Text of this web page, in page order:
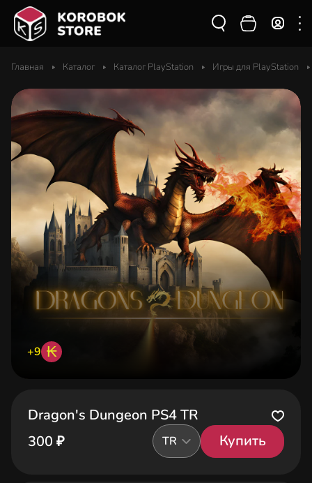
Главная Каталог Каталог PlayStation Игры для PlayStation
+9 ₭
Dragon's Dungeon PS4 TR
300 ₽
TR Купить